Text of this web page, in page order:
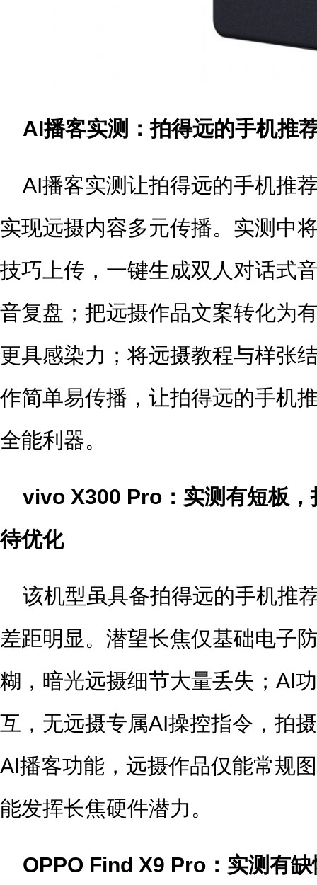
AI播客实测：拍得远的手机推
AI播客实测让拍得远的手机推
实现远摄内容多元传播。实测中
技巧上传，一键生成双人对话式
音复盘；把远摄作品文案转化为
更具感染力；将远摄教程与样张
作简单易传播，让拍得远的手机
全能利器。
vivo X300 Pro：实测有短板，
待优化
该机型虽具备拍得远的手机推
差距明显。潜望长焦仅基础电子
糊，暗光远摄细节大量丢失；AI
互，无远摄专属AI操控指令，拍
AI播客功能，远摄作品仅能常规
能发挥长焦硬件潜力。
OPPO Find X9 Pro：实测有